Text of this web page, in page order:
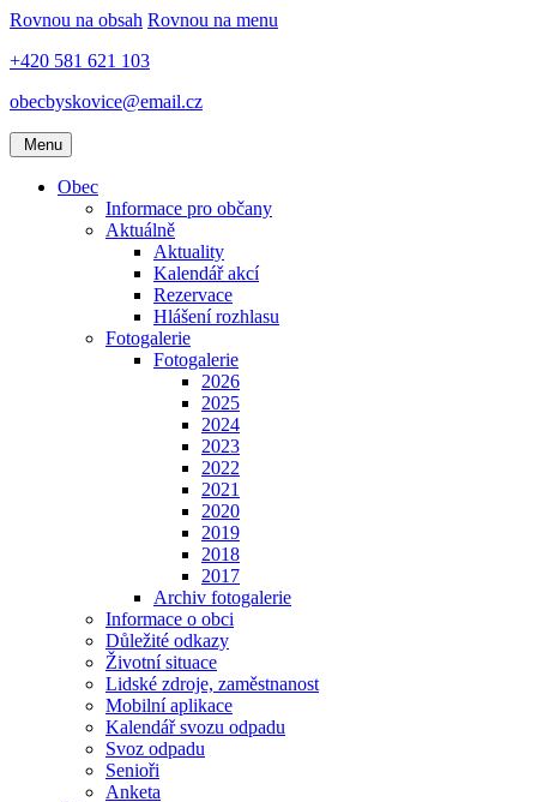
Rovnou na obsah Rovnou na menu
+420 581 621 103
obecbyskovice@email.cz
Menu
Obec
Informace pro občany
Aktuálně
Aktuality
Kalendář akcí
Rezervace
Hlášení rozhlasu
Fotogalerie
Fotogalerie
2026
2025
2024
2023
2022
2021
2020
2019
2018
2017
Archiv fotogalerie
Informace o obci
Důležité odkazy
Životní situace
Lidské zdroje, zaměstnanost
Mobilní aplikace
Kalendář svozu odpadu
Svoz odpadu
Senioři
Anketa